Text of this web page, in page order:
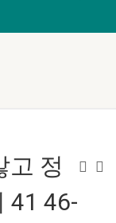
고 정
41 46-